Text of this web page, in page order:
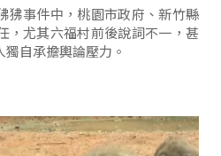
狒事件中，桃園市政府、新竹縣
，尤其六福村前後說詞不一，甚
自承擔輿論壓力。